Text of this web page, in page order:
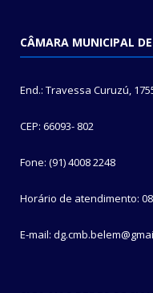
CÂMARA MUNICIPAL
End.: Travessa Curuzú,
CEP: 66093- 802
Fone: (91) 4008 2248
Horário de atendimento:
E-mail: